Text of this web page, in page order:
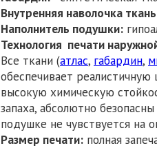
Внутренняя наволочка
Наполнитель подушки:
Технология печати
Все ткани (атлас, габардин,
обеспечивает
высокую химическую
запаха, абсолютно
подушке не чувствуется на
Размер печати: полная